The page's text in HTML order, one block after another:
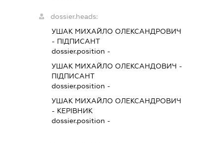
dossier.heads:
УШАК МИХАЙЛО ОЛЕКСАНДРОВИЧ
- ПІДПИСАНТ
dossier.position -
УШАК МИХАЙЛО ОЛЕКСАНДОВИЧ -
ПІДПИСАНТ
dossier.position -
УШАК МИХАЙЛО ОЛЕКСАНДРОВИЧ
- КЕРІВНИК
dossier.position -